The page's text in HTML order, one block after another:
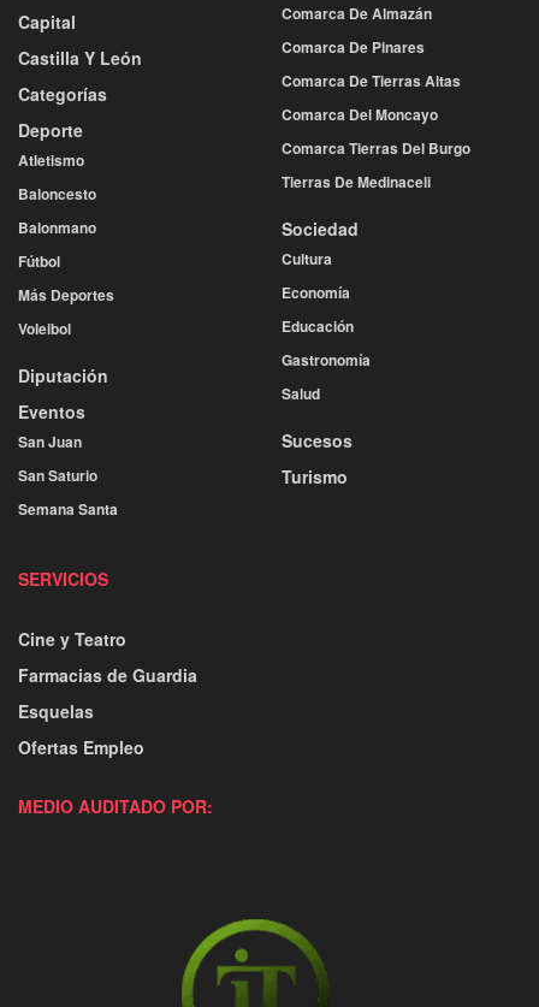
Capital
Castilla Y León
Categorías
Deporte
Atletismo
Baloncesto
Balonmano
Fútbol
Más Deportes
Voleibol
Diputación
Eventos
San Juan
San Saturio
Semana Santa
Comarca De Almazán
Comarca De Pinares
Comarca De Tierras Altas
Comarca Del Moncayo
Comarca Tierras Del Burgo
Tierras De Medinaceli
Sociedad
Cultura
Economía
Educación
Gastronomía
Salud
Sucesos
Turismo
SERVICIOS
Cine y Teatro
Farmacias de Guardia
Esquelas
Ofertas Empleo
MEDIO AUDITADO POR: